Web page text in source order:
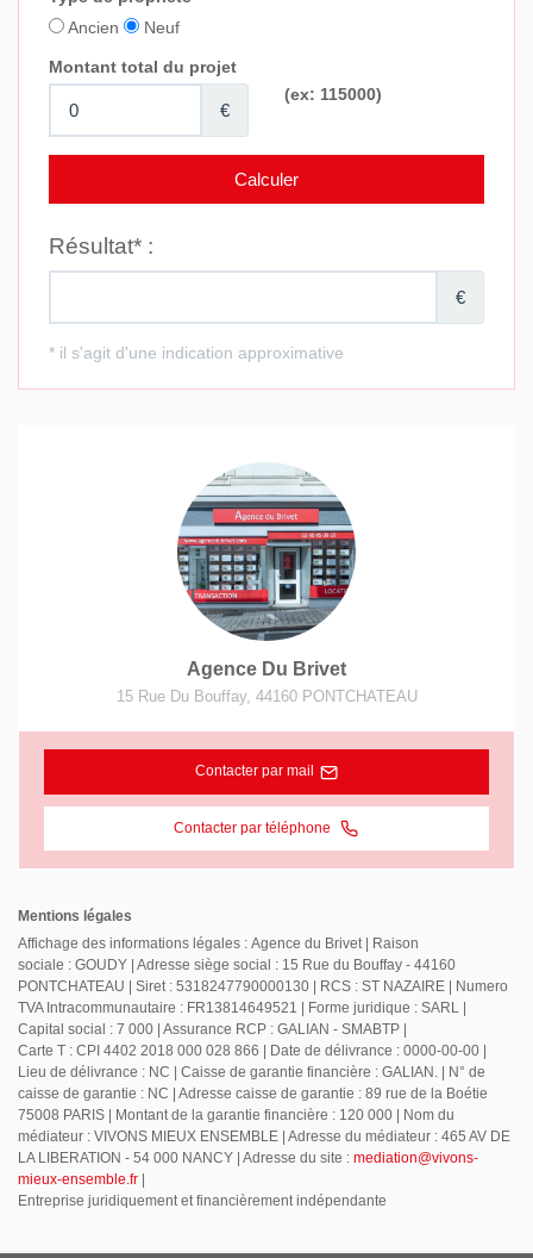
Agence Du Brivet
15 Rue Du Bouffay, 44160 PONTCHATEAU
Contacter par mail
Contacter par téléphone
Mentions légales
Affichage des informations légales : Agence du Brivet | Raison
sociale : GOUDY | Adresse siège social : 15 Rue du Bouffay - 44160
PONTCHATEAU | Siret : 5318247790000130 | RCS : ST NAZAIRE | Numero
TVA Intracommunautaire : FR13814649521 | Forme juridique : SARL |
Capital social : 7 000 | Assurance RCP : GALIAN - SMABTP |
Carte T : CPI 4402 2018 000 028 866 | Date de délivrance : 0000-00-00 |
Lieu de délivrance : NC | Caisse de garantie financière : GALIAN. | N° de
caisse de garantie : NC | Adresse caisse de garantie : 89 rue de la Boétie
75008 PARIS | Montant de la garantie financière : 120 000 | Nom du
médiateur : VIVONS MIEUX ENSEMBLE | Adresse du médiateur : 465 AV DE
LA LIBERATION - 54 000 NANCY | Adresse du site : mediation@vivons-
mieux-ensemble.fr
Entreprise juridiquement et financièrement indépendante